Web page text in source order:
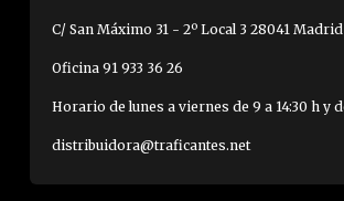
C/ San Máximo 31 - 2º Local 3 28041 Madrid
Oficina 91 933 36 26
Horario de lunes a viernes de 9 a 14:30 h y
distribuidora@traficantes.net